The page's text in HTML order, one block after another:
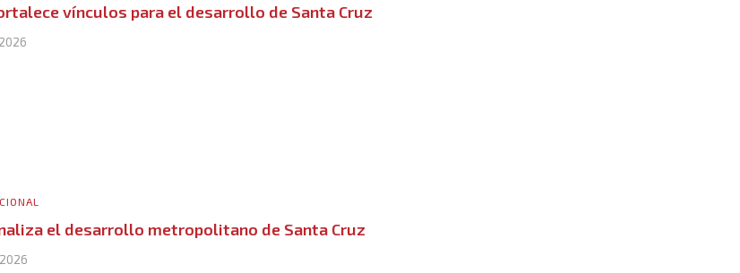
vínculos para el desarrollo de Santa Cruz
el desarrollo metropolitano de Santa Cruz